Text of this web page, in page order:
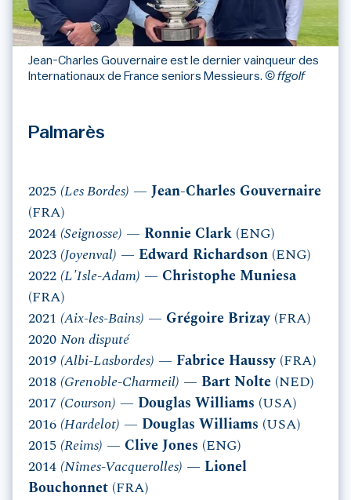
Jean-Charles Gouvernaire est le dernier vainqueur des
Internationaux de France seniors Messieurs. © ffgolf
Palmarès
2025 (Les Bordes) — Jean-Charles Gouvernaire
(FRA)
2024 (Seignosse) — Ronnie Clark (ENG)
2023 (Joyenval) — Edward Richardson (ENG)
2022 (L'Isle-Adam) — Christophe Muniesa
(FRA)
2021 (Aix-les-Bains) — Grégoire Brizay(FRA)
2020 Non disputé
2019 (Albi-Lasbordes) — Fabrice Haussy(FRA)
2018 (Grenoble-Charmeil) — Bart Nolte (NED)
2017 (Courson) — Douglas Williams (USA)
2016 (Hardelot) — Douglas Williams (USA)
2015 (Reims) — Clive Jones (ENG)
2014 (Nîmes-Vacquerolles) — Lionel
Bouchonnet (FRA)